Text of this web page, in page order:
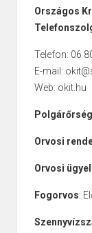
Országos
Telefon: 06
E-mail:
Web: okit.hu
Polgárőrség
Orvosi
Orvosi
Fogorvos: